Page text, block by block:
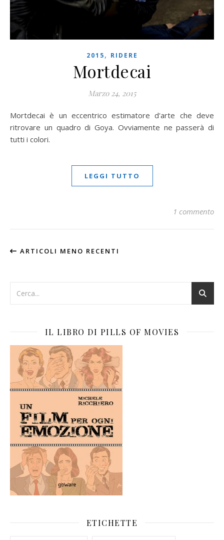
2015, RIDERE
Mortdecai
Marzo 24, 2015
Mortdecai è un eccentrico estimatore d'arte che deve
ritrovare un quadro di Goya. Ovviamente ne passerà di
tutti i colori.
LEGGI TUTTO
1 commento
ARTICOLI MENO RECENTI
IL LIBRO DI PILLS OF MOVIES
ETICHETTE